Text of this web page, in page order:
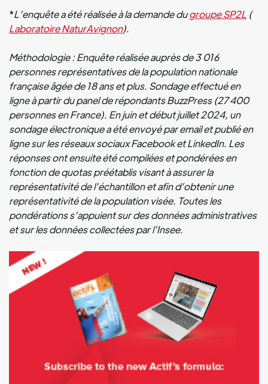
*L’enquête a été réalisée à la demande dugroupe SP2L (
Laboratoire NaturAvignon).
Méthodologie : Enquête réalisée auprès de 3 016
personnes représentatives de la population nationale
française âgée de 18 ans et plus. Sondage effectué en
ligne à partir du panel de répondants BuzzPress (27 400
personnes en France). En juin et début juillet 2024, un
sondage électronique a été envoyé par email et publié en
ligne sur les réseaux sociaux Facebook et LinkedIn. Les
réponses ont ensuite été compilées et pondérées en
fonction de quotas préétablis visant à assurer la
représentativité de l’échantillon et afin d’obtenir une
représentativité de la population visée. Toutes les
pondérations s’appuient sur des données administratives
et sur les données collectées par l’Insee.